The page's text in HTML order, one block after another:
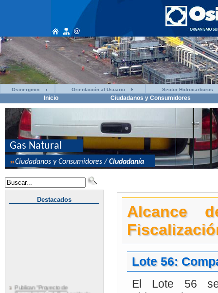
Osinergmin Orientación al Usuario Sector Hidrocarburos
Inicio Ciudadanos y Consumidores